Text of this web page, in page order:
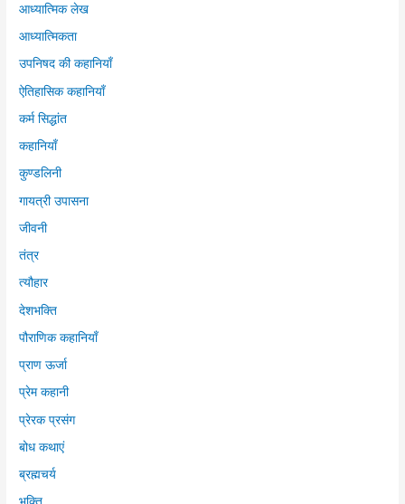
आध्यात्मिक लेख
आध्यात्मिकता
उपनिषद की कहानियाँ
ऐतिहासिक कहानियाँ
कर्म सिद्धांत
कहानियाँ
कुण्डलिनी
गायत्री उपासना
जीवनी
तंत्र
त्यौहार
देशभक्ति
पौराणिक कहानियाँ
प्राण ऊर्जा
प्रेम कहानी
प्रेरक प्रसंग
बोध कथाएं
ब्रह्मचर्य